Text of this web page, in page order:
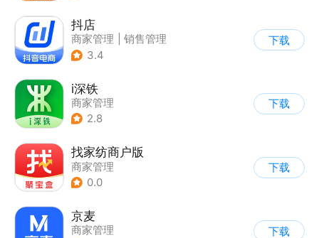
抖店
商家管理
销售管理
3.4
下载
i深铁
商家管理
2.8
下载
找家纺商户版
商家管理
0.0
下载
京麦
商家管理
下载